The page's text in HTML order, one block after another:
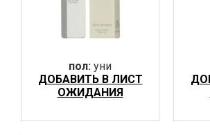
пол: уни
ДОБАВИТЬ В ЛИСТ
ОЖИДАНИЯ